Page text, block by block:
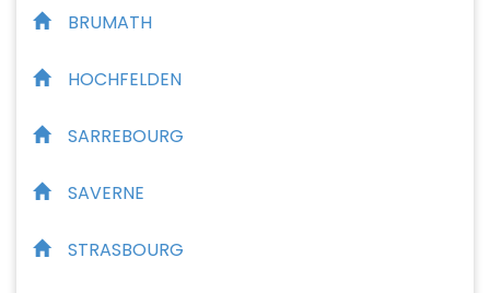
BRUMATH
HOCHFELDEN
SARREBOURG
SAVERNE
STRASBOURG